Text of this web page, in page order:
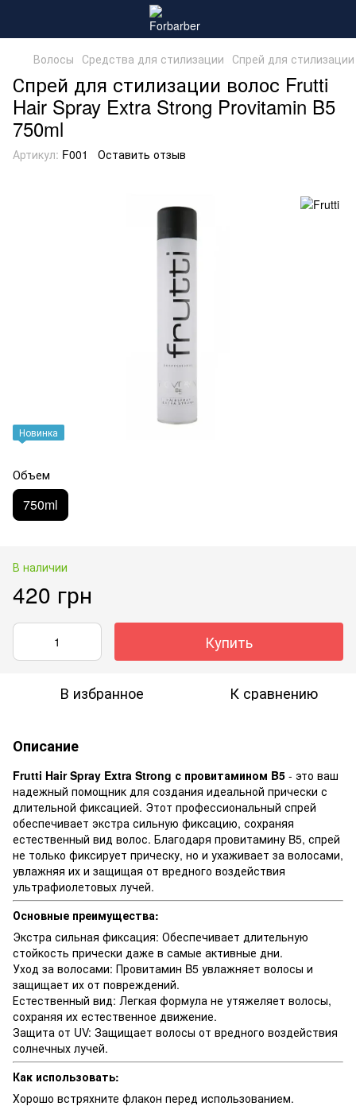
Волосы Средства для стилизации Спрей для
Спрей для стилизации волос Frutti
Hair Spray Extra Strong Provitamin B5
750ml
Артикул: F001 Оставить отзыв
Новинка
Объем
750ml
В наличии
420 грн
Купить
В избранное К сравнению
Описание
Frutti Hair Spray Extra Strong с провитамином B5 - это ваш
надежный помощник для создания идеальной прически с
длительной фиксацией. Этот профессиональный спрей
обеспечивает экстра сильную фиксацию, сохраняя
естественный вид волос. Благодаря провитамину B5, спрей
не только фиксирует прическу, но и ухаживает за волосами,
увлажняя их и защищая от вредного воздействия
ультрафиолетовых лучей.
Основные преимущества:
Экстра сильная фиксация: Обеспечивает длительную
стойкость прически даже в самые активные дни.
Уход за волосами: Провитамин B5 увлажняет волосы и
защищает их от повреждений.
Естественный вид: Легкая формула не утяжеляет волосы,
сохраняя их естественное движение.
Защита от UV: Защищает волосы от вредного воздействия
солнечных лучей.
Как использовать:
Хорошо встряхните флакон перед использованием.